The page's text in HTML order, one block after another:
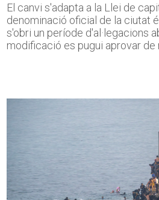
El canvi s'adapta a la Llei de
denominació oficial de la ciutat
s'obri un període d'al·legacions
modificació es pugui aprovar de